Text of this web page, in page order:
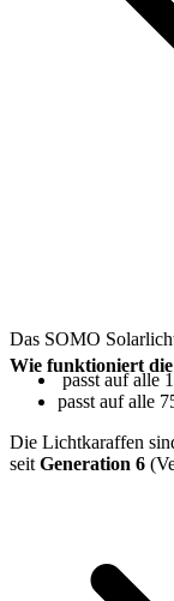
Das SOMO
passt auf alle
passt auf alle
Die Lichtkaraffen
seit Generation 6
Wie funktioniert